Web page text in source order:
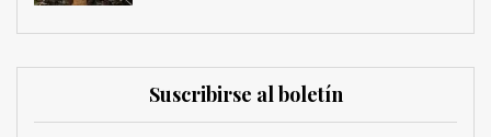
Suscribirse al boletín